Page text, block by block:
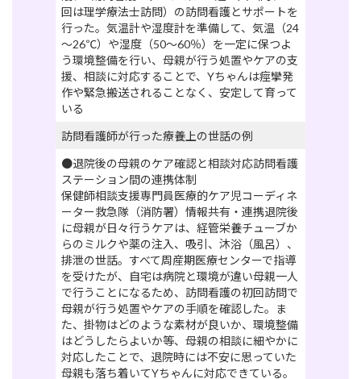
回は理学療法士訪問）の訪問看護とサポートを
行った。気温計や湿度計を準備して、気温（24
～26℃）や湿度（50～60％）を一定に保つよ
う環境整備を行い、母親が行う処置やケアの支
援、相談に対応することで、Yちゃんは痙攣発
作や緊急搬送されることなく、安定して育って
いる
訪問看護師が行った療養上の世話の例
●退院後の母親のケア確認と相談対応訪問看護
ステーション間の連携体制
保健師相談支援専門員医療的ケア児コーディネ
ーター救急隊（消防署）情報共有・連携退院後
に母親が日々行うケアは、経管栄養チューブか
らのミルクや薬の注入、吸引、沐浴（風呂）、
排泄の世話。すべて周産期医療センターで指導
を受けたが、自宅は病院と環境が違い母親一人
で行うことになるため、訪問看護の初回訪問で
母親が行う処置やケアの手順を確認した。ま
た、掛物はどのような素材が良いか、環境整備
はどうしたらよいか等、母親の相談に細やかに
対応したことで、退院時には不安に思っていた
母親も落ち着いてYちゃんに対応できている。